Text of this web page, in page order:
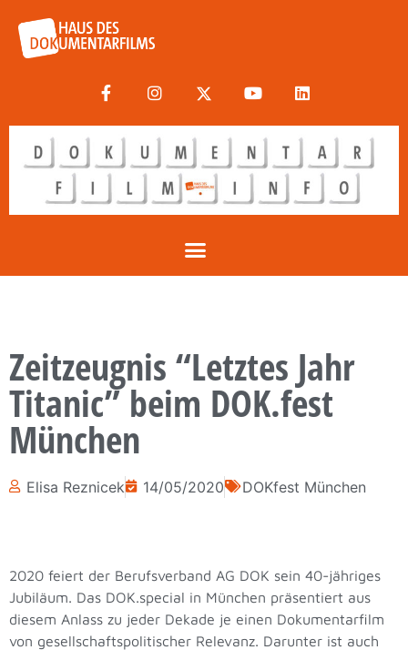
Zeitzeugnis “Letztes Jahr
Titanic” beim DOK.fest
München
Elisa Reznicek 14/05/2020 DOKfest München
2020 feiert der Berufsverband AG DOK sein 40-jähriges
Jubiläum. Das DOK.special in München präsentiert aus
diesem Anlass zu jeder Dekade je einen Dokumentarfilm
von gesellschaftspolitischer Relevanz. Darunter ist auch